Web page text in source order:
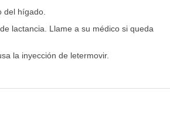
del hígado.
lactancia. Llame a su médico si queda
la inyección de letermovir.